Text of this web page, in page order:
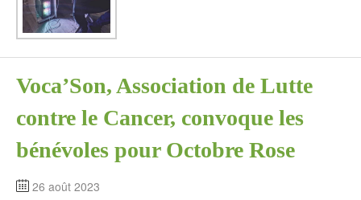
Voca’Son, Association de Lutte
contre le Cancer, convoque les
bénévoles pour Octobre Rose
26 août 2023